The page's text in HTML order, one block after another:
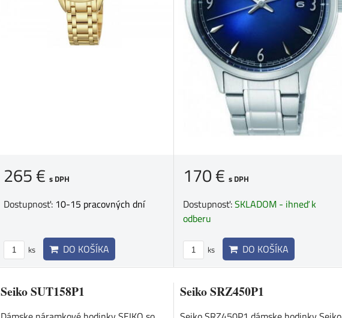
265 € s DPH
Dostupnosť: 10-15 pracovných dní
ks DO KOŠÍKA
170 € s DPH
Dostupnosť:SKLADOM - ihneď k
odberu
ks DO KOŠÍKA
Seiko SUT158P1 Seiko SRZ450P1